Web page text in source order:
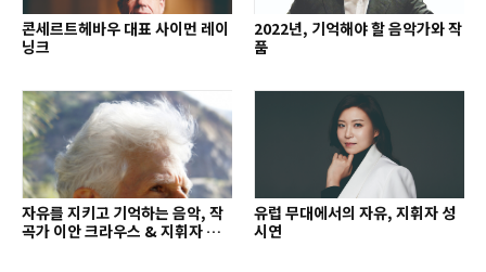
콘세르트헤바우 대표 사이먼 레이
닝크
2022년, 기억해야 할 음악가와 작
품
자유를 지키고 기억하는 음악, 작
곡가 이안 크라우스 & 지휘자 배
유럽 무대에서의 자유, 지휘자 성
시연